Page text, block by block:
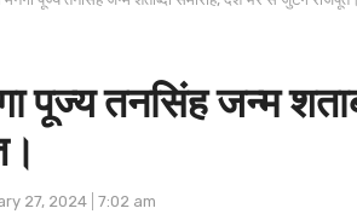
पूज्य तनसिंह जन्म
27, 2024
7:02 am